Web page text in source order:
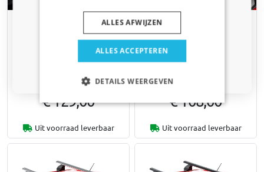
Dakdragers geschikt voor
BMW 1 Serie (E81) 2007-
Menabo Omega 2.0 Alu zilver
bevestigingspunten
€ 129,00
Uit voorraad leverbaar
Dakdragers geschikt voor
BMW 1 Serie (E81) 2007-
Menabo Omega 2.0 zwart
bevestigingspunten
€ 108,00
Uit voorraad leverbaar
ALLES ACCEPTEREN
ALLES AFWIJZEN
DETAILS WEERGEVEN
Bedrijfswagen
Huisdier